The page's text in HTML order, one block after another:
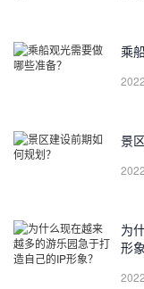
乘
景
为
形